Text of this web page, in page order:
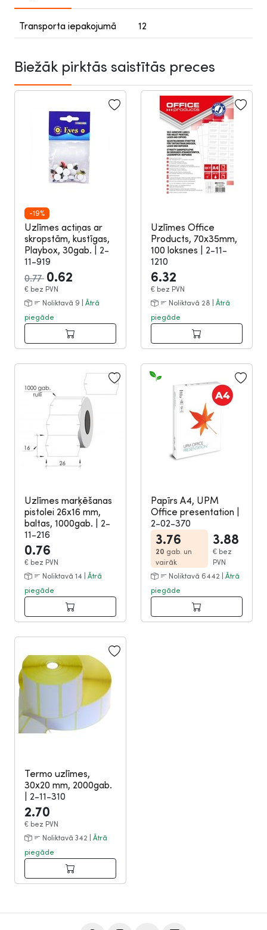
Transporta iepakojumā 12
Biežāk pirktās saistītās preces
-19%
Uzlīmes actiņas ar
skropstām, kustīgas,
Playbox, 30gab.
2-
11-919
0.77 0.62
€ bez PVN
Noliktavā 9 | Ātrā
piegāde
Uzlīmes Office
Products, 70x35mm,
100 loksnes
2-11-
1210
6.32
€ bez PVN
Noliktavā 28 | Ātrā
piegāde
Uzlīmes marķēšanas
pistolei 26x16 mm,
baltas, 1000gab.
2-
11-216
0.76
€ bez PVN
Noliktavā 14 | Ātrā
piegāde
Papīrs A4, UPM
Office presentation
2-02-370
3.76
20 gab. un
vairāk
3.88
€ bez
PVN
Noliktavā 6442 | Ātrā
piegāde
Termo uzlīmes,
30x20 mm, 2000gab.
2-11-310
2.70
€ bez PVN
Noliktavā 342 | Ātrā
piegāde